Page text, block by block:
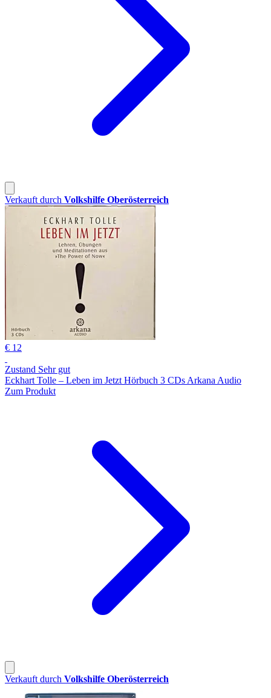
Verkauft durch Volkshilfe Oberösterreich
€ 12
Zustand Sehr gut
Eckhart Tolle – Leben im Jetzt Hörbuch 3 CDs Arkana Audio
Zum Produkt
Verkauft durch Volkshilfe Oberösterreich